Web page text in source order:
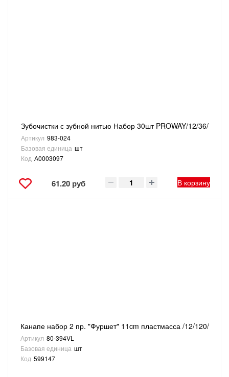
Зубочистки с зубной нитью Набор 30шт PROWAY/12/36/
Артикул 983-024
Базовая единица шт
Код А0003097
61.20 руб В корзину
Канапе набор 2 пр. "Фуршет" 11cm пластмасса /12/120/
Артикул 80-394VL
Базовая единица шт
Код 599147